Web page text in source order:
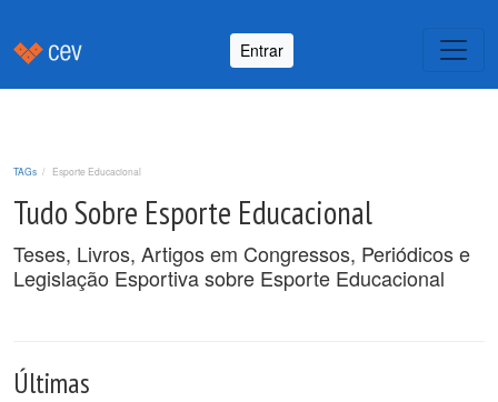
Entrar
TAGs Esporte Educacional
Tudo Sobre Esporte Educacional
Teses, Livros, Artigos em Congressos, Periódicos e
Legislação Esportiva sobre Esporte Educacional
Últimas